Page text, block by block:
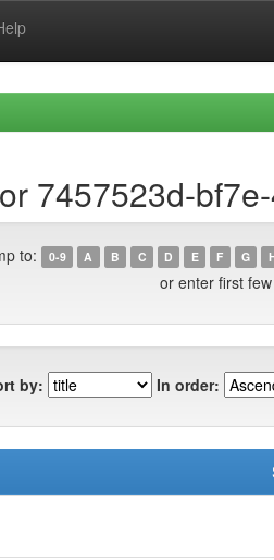
7457523d-
to: 0-9 A B C D E F G
or enter first
by: In order: